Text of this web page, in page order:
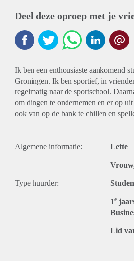
Deel deze oproep met je
Ik ben een enthousiaste aankomend
Groningen. Ik ben sportief, in
regelmatig naar de sportschool.
om dingen te ondernemen en er op
ook van op de bank te chillen en
Algemene informatie: Lette
Type huurder:
1e
Lid